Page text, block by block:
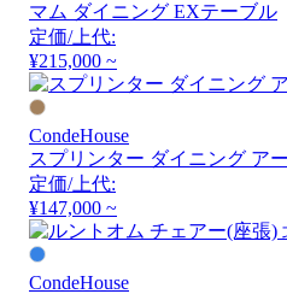
マム ダイニング EXテーブル
定価/上代:
¥215,000 ~
CondeHouse
スプリンター ダイニング ア
定価/上代:
¥147,000 ~
CondeHouse